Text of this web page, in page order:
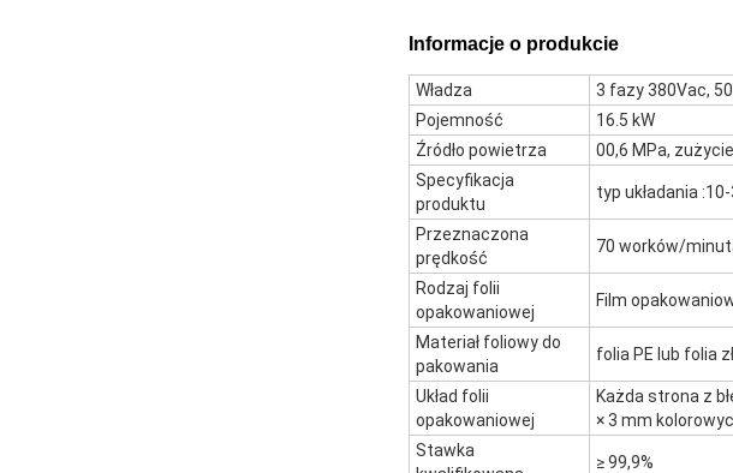
Informacje o produkcie
Władza
3 fazy 380Vac,
Pojemność
16.5 kW
Źródło powietrza
00,6 MPa,
Specyfikacja
produktu
typ układania
Przeznaczona
prędkość
70 worków/
Rodzaj folii
opakowaniowej
Film
Materiał foliowy do
pakowania
folia PE lub folia
Układ folii
opakowaniowej
Każda strona z
× 3 mm
Stawka
≥ 99,9%